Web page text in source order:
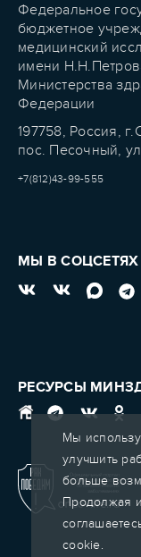
Мы
улучшить
больше
Продолжая
cookie.
Федеральное
бюджетное
медицинский
имени
Министерства
Федерации
197758, Россия,
пос. Песочный,
+7(812)43-99-555
МЫ В СОЦСЕТЯХ
РЕСУРСЫ